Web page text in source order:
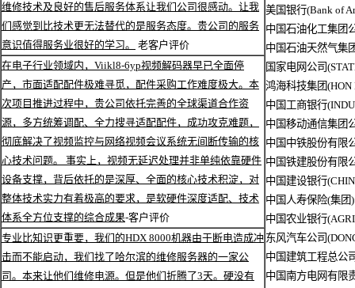
维修技术及良好的售后服务体系让我们公司很感动。让我
们感觉到比技术更无法替代的是服务态度。贵公司的服务
意识值得服务业很好的学习。
老客户评价
在电子行业领域内，Viikl8-6yp视频解码器早已全面停
产，市面适配配件极难寻觅，配件采购工作难度极大。本
次项目推进过程中，贵公司依托完善的全球渠道合作资
源，多方统筹调配、全力搜寻适配配件，成功攻克难题，
彻底解决了视频监控与网络视频会议系统无间断传输的核
心技术问题。 事实上，视频无延迟处理并非单纯依靠硬件
设备支撑，背后依托的是深厚、全面的核心技术积淀，对
整体技术实力有着极高的要求，是软硬件深度适配、技术
体系全方位支撑的综合成果-客户评价
专业比知识更重要，我们的HDX 8000机器由于断电造成冲
击而不能启动，我们找了哈尔滨的维修服务器的一家公
司。本来让他们维修电源。但是他们折腾了3天。硬没有
美国银行(Bank of
中国石油化工集团
中国石油天然气集
国家电网公司
鸿海科技集团(HON
中国工商银行
中国移动通信集团
中国中铁股份有限
中国铁建股份有限
中国建设银行
中国人寿保险(集团
中国农业银行
东风汽车公司
中国建筑工程总公
中国南方电网有限